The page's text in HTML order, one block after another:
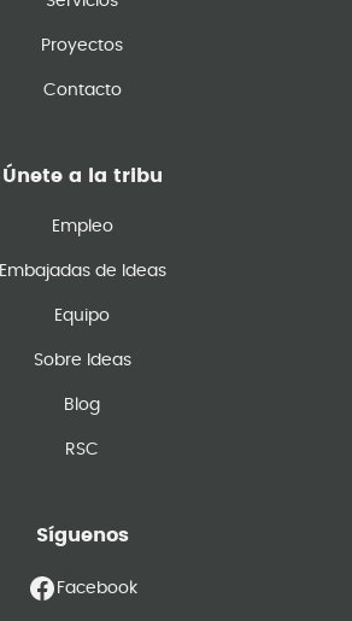
Proyectos
Contacto
Únete a la tribu
Empleo
Embajadas de Ideas
Equipo
Sobre Ideas
Blog
RSC
Síguenos
Facebook